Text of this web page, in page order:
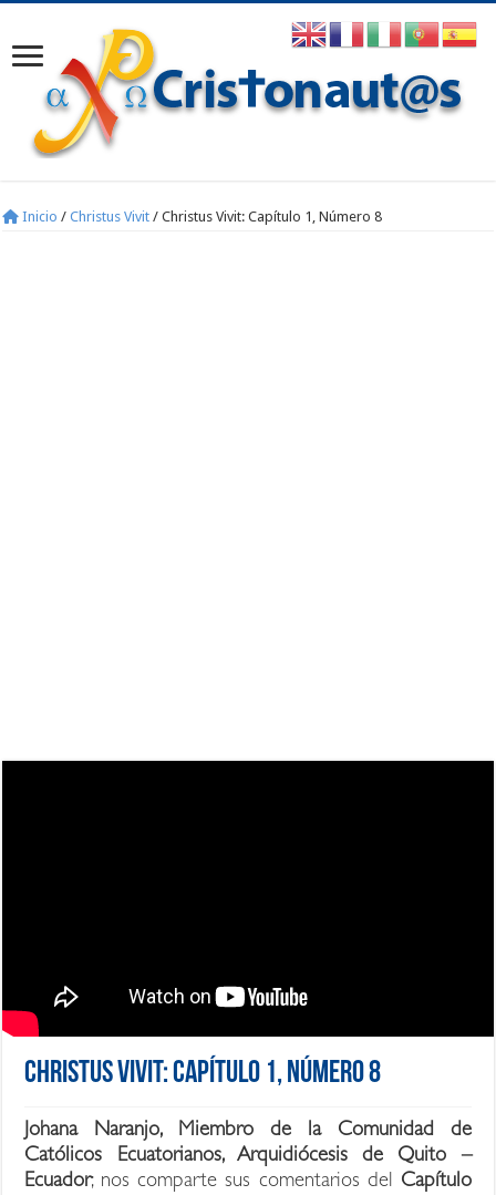
Inicio / Christus Vivit / Christus Vivit: Capítulo 1, Número 8
Christus Vivit: Capítulo 1, Número 8
Johana Naranjo, Miembro de la Comunidad de
Católicos Ecuatorianos, Arquidiócesis de Quito –
Ecuador; nos comparte sus comentarios del Capítulo